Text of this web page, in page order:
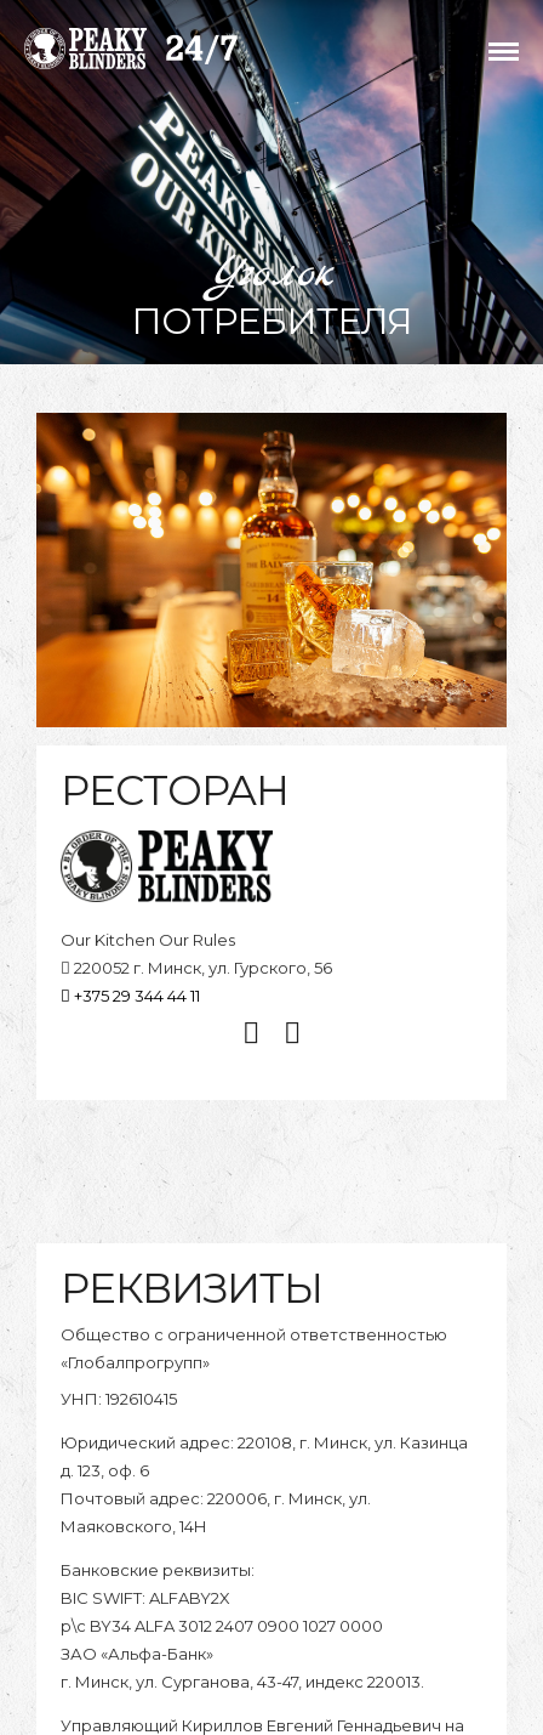
Уголок
ПОТРЕБИТЕЛЯ
РЕСТОРАН
Our Kitchen Our Rules
220052 г. Минск, ул. Гурского, 56
+375 29 344 44 11
РЕКВИЗИТЫ
Общество с ограниченной ответственностью
«Глобалпрогрупп»
УНП: 192610415
Юридический адрес: 220108, г. Минск, ул. Казинца
д. 123, оф. 6
Почтовый адрес: 220006, г. Минск, ул.
Маяковского, 14Н
Банковские реквизиты:
BIC SWIFT: ALFABY2X
р\с BY34 ALFA 3012 2407 0900 1027 0000
ЗАО «Альфа-Банк»
г. Минск, ул. Сурганова, 43-47, индекс 220013.
Управляющий Кириллов Евгений Геннадьевич на